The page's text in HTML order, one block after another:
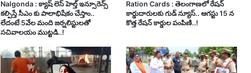
Nalgonda : క్యాష్ లెస్ హెల్త్ ఇన్సూరెన్స్
కల్పిస్తే సీఎం కు పాలాభిషేకం చేస్తాం..
లేదంటే 5వేల మంది జర్నలిస్టులతో
సచివాలయం ముట్టడి..!
Ration Cards : తెలంగాణలో రేషన్
కార్డుదారులకు గుడ్ న్యూస్.. ఆగస్టు 15 న
కొత్త రేషన్ కార్డుల పంపిణి..!